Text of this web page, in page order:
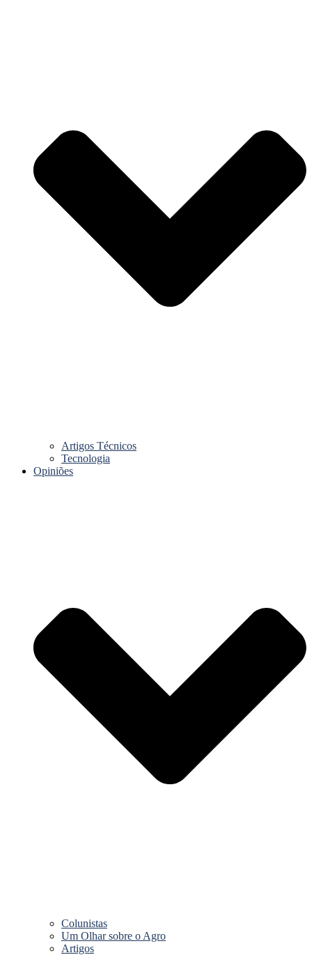
Artigos Técnicos
Tecnologia
Opiniões
Colunistas
Um Olhar sobre o Agro
Artigos